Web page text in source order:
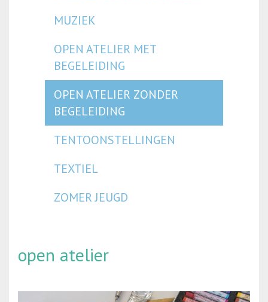
MUZIEK
OPEN ATELIER MET
BEGELEIDING
OPEN ATELIER ZONDER
BEGELEIDING
TENTOONSTELLINGEN
TEXTIEL
ZOMER JEUGD
open atelier